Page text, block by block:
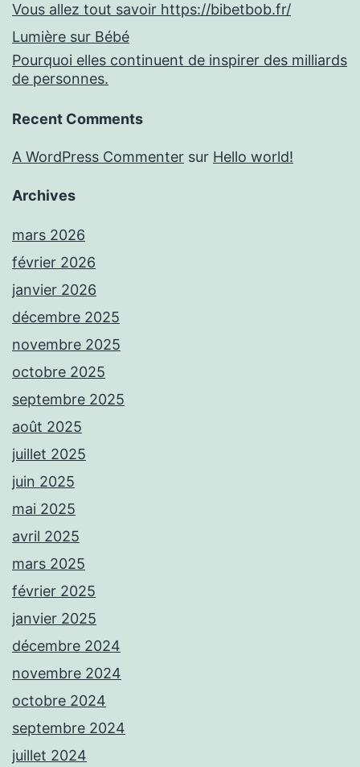
Vous allez tout savoir https://bibetbob.fr/
Lumière sur Bébé
Pourquoi elles continuent de inspirer des milliards
de personnes.
Recent Comments
A WordPress Commenter sur Hello world!
Archives
mars 2026
février 2026
janvier 2026
décembre 2025
novembre 2025
octobre 2025
septembre 2025
août 2025
juillet 2025
juin 2025
mai 2025
avril 2025
mars 2025
février 2025
janvier 2025
décembre 2024
novembre 2024
octobre 2024
septembre 2024
juillet 2024